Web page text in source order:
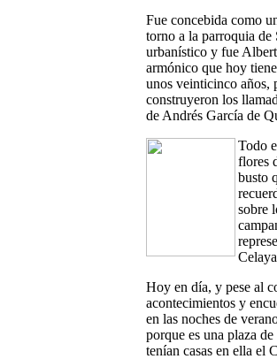
Fue concebida como
torno a la parroquia de
urbanístico y fue
armónico que hoy
unos veinticinco años,
construyeron los
de Andrés García de
Todo
flores
busto
sobre
Hoy en día, y pese al
acontecimientos y
en las noches de
porque es una plaza
tenían casas en ella el